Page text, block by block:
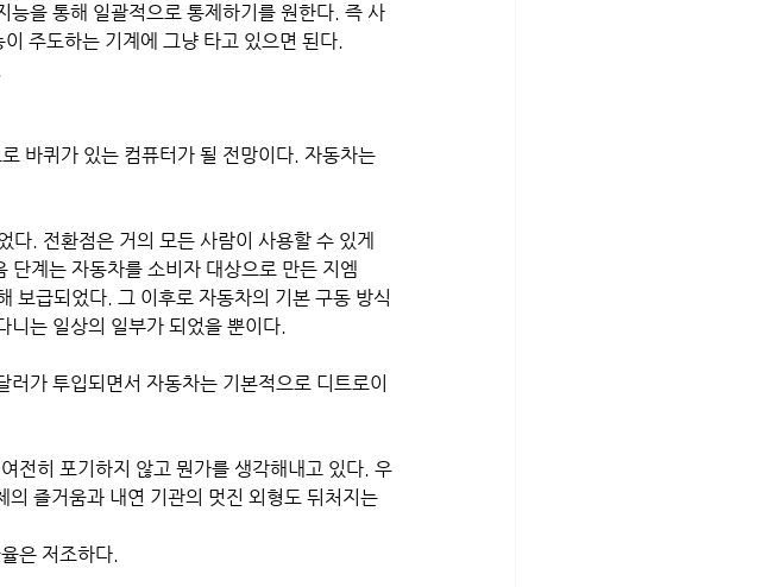
을 통해 일괄적으로 통제하기를 원한다. 즉 사
주도하는 기계에 그냥 타고 있으면 된다.
바퀴가 있는 컴퓨터가 될 전망이다. 자동차는
. 전환점은 거의 모든 사람이 사용할 수 있게
계는 자동차를 소비자 대상으로 만든 지엠
급되었다. 그 이후로 자동차의 기본 구동 방식
니는 일상의 일부가 되었을 뿐이다.
가 투입되면서 자동차는 기본적으로 디트로이
전히 포기하지 않고 뭔가를 생각해내고 있다. 우
즐거움과 내연 기관의 멋진 외형도 뒤처지는
은 저조하다.